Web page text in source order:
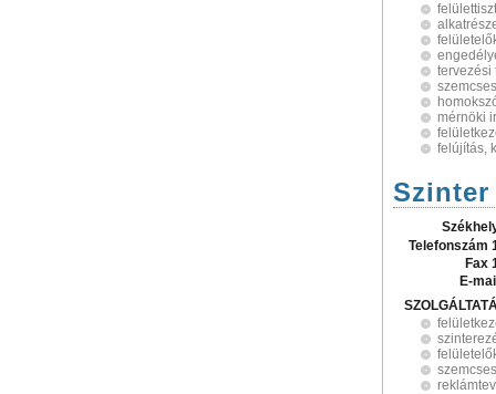
tervezési
mérnöki
felújítás,
Szinter
Telefonszám
Fax
E-